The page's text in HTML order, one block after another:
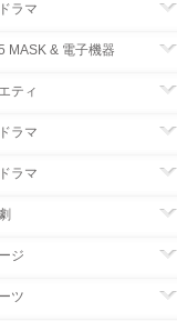
ラマ
MASK & 電子機器
ティ
ラマ
ラマ
ジ
ツ